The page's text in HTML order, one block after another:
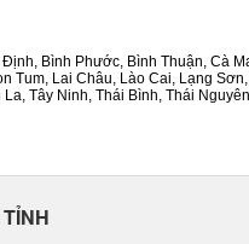
Bình Phước, Bình Thuận, Cà
Tum, Lai Châu, Lào Cai, Lạng
Tây Ninh, Thái Bình, Thái